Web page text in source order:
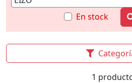
En stock
1